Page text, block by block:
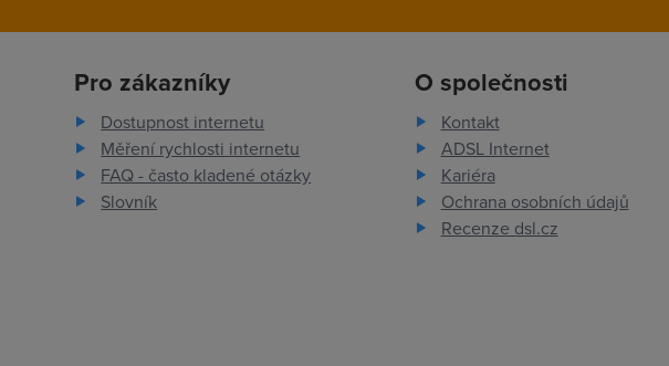
Pro zákazníky
Dostupnost internetu
Měření rychlosti internetu
FAQ - často kladené otázky
Slovník
O společnosti
Kontakt
ADSL Internet
Kariéra
Ochrana osobních údajů
Recenze dsl.cz